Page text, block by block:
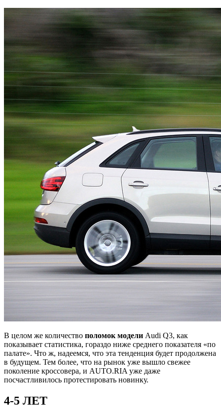
В целом же количество поломок модели Audi Q3, как
показывает статистика, гораздо ниже среднего показателя «по
палате». Что ж, надеемся, что эта тенденция будет продолжена
в будущем. Тем более, что на рынок уже вышло свежее
поколение кроссовера, и AUTO.RIA уже даже
посчастливилось протестировать новинку.
4-5 ЛЕТ